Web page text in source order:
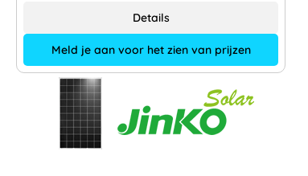
Meld je aan voor het zien van prijzen
Details